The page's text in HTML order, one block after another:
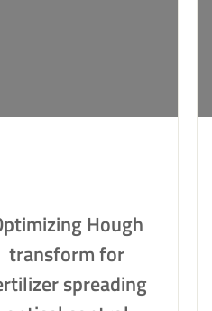
Hough
transform for
spreading